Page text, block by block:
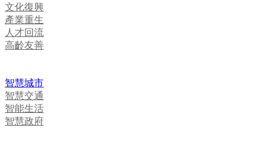
文化復興
產業重生
人才回流
高齡友善
智慧城市
智慧交通
智能生活
智慧政府